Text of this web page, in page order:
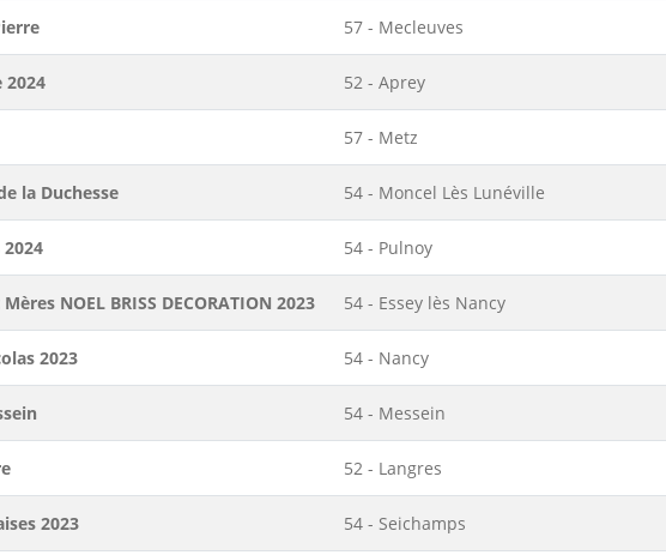
57 - Mecleuves
2024 52 - Aprey
57 - Metz
la Duchesse 54 - Moncel Lès Lunéville
2024 54 - Pulnoy
NOEL BRISS DECORATION 2023 54 - Essey lès Nancy
2023 54 - Nancy
54 - Messein
52 - Langres
2023 54 - Seichamps